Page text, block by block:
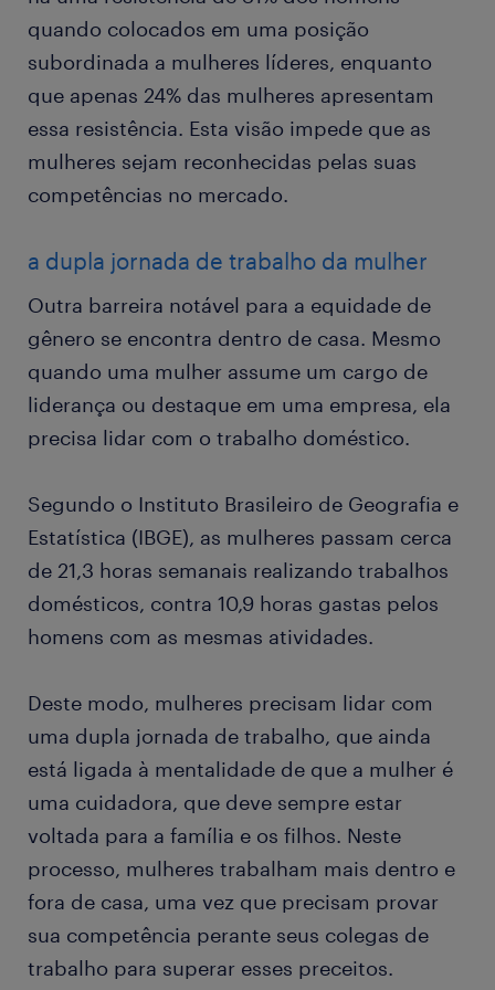
quando colocados em uma posição
subordinada a mulheres líderes, enquanto
que apenas 24% das mulheres apresentam
essa resistência. Esta visão impede que as
mulheres sejam reconhecidas pelas suas
competências no mercado.
a dupla jornada de trabalho da mulher
Outra barreira notável para a equidade de
gênero se encontra dentro de casa. Mesmo
quando uma mulher assume um cargo de
liderança ou destaque em uma empresa, ela
precisa lidar com o trabalho doméstico.
Segundo o Instituto Brasileiro de Geografia e
Estatística (IBGE), as mulheres passam cerca
de 21,3 horas semanais realizando trabalhos
domésticos, contra 10,9 horas gastas pelos
homens com as mesmas atividades.
Deste modo, mulheres precisam lidar com
uma dupla jornada de trabalho, que ainda
está ligada à mentalidade de que a mulher é
uma cuidadora, que deve sempre estar
voltada para a família e os filhos. Neste
processo, mulheres trabalham mais dentro e
fora de casa, uma vez que precisam provar
sua competência perante seus colegas de
trabalho para superar esses preceitos.